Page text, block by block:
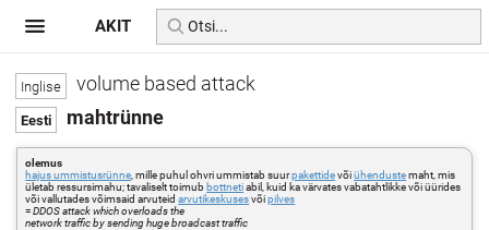
volume based attack
mahtrünne
olemus
hajus ummistusrünne , mille puhul ohvri ummistab suurpakettidevõiühendustemaht, mis
ületab ressursimahu; tavaliselt toimub bottnetiabil, kuid ka värvates vabatahtlikke või üürides
või vallutades võimsaid arvuteidarvutikeskusesvõipilves
=DDOS attack which overloads the
network traffic by sending huge broadcast traffic
AKIT